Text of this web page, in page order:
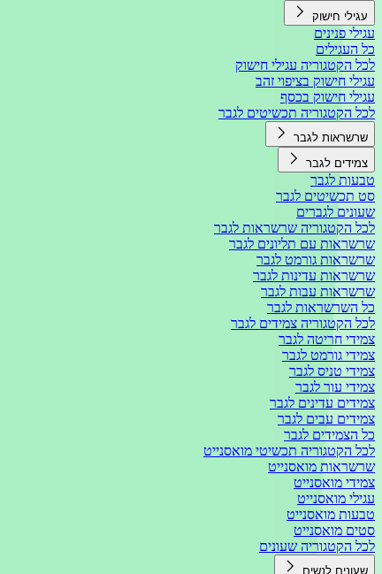
עגילי חישוק
עגילי פנינים
כל העגילים
לכל הקטגוריה עגילי חישוק
עגילי חישוק בציפוי זהב
עגילי חישוק בכסף
לכל הקטגוריה תכשיטים לגבר
שרשראות לגבר
צמידים לגבר
טבעות לגבר
סט תכשיטים לגבר
שעונים לגברים
לכל הקטגוריה שרשראות לגבר
שרשראות עם תליונים לגבר
שרשראות גורמט לגבר
שרשראות עדינות לגבר
שרשראות עבות לגבר
כל השרשראות לגבר
לכל הקטגוריה צמידים לגבר
צמידי חריטה לגבר
צמידי גורמט לגבר
צמידי טניס לגבר
צמידי עור לגבר
צמידים עדינים לגבר
צמידים עבים לגבר
כל הצמידים לגבר
לכל הקטגוריה תכשיטי מואסנייט
שרשראות מואסנייט
צמידי מואסנייט
עגילי מואסנייט
טבעות מואסנייט
סטים מואסנייט
לכל הקטגוריה שעונים
שעונים לנשים